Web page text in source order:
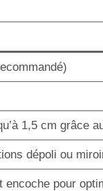
1,5 cm grâce
dépoli ou
pour